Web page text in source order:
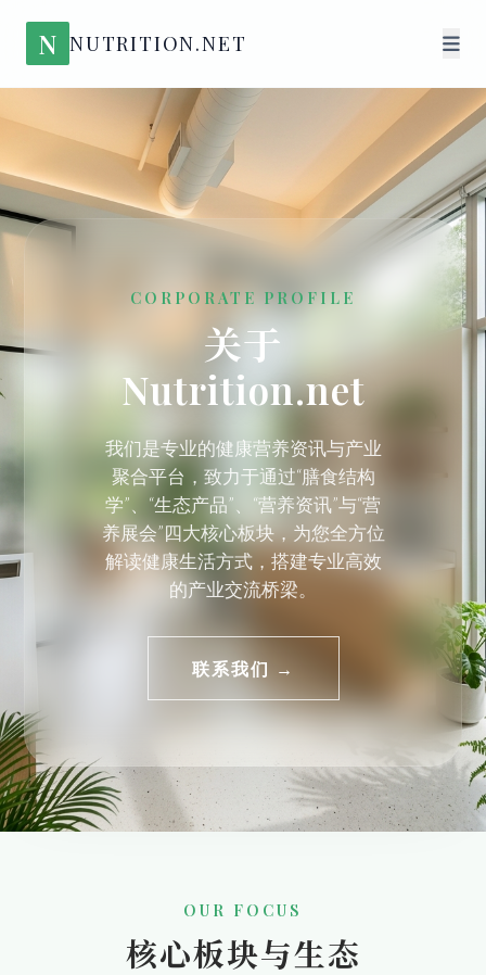
N NUTRITION.NET
CORPORATE PROFILE
关于
Nutrition.net
我们是专业的健康营养资讯与产业
聚合平台，致力于通过“膳食结构
学”、“生态产品”、“营养资讯”与“营
养展会”四大核心板块，为您全方位
解读健康生活方式，搭建专业高效
的产业交流桥梁。
联系我们 →
OUR FOCUS
核心板块与生态